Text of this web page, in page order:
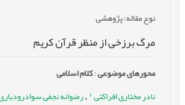
نوع مقاله: پژوهشی
مرگ برزخی از منظر قرآن کریم
محورهای موضوعی:کلام اسلامی
نادر مختاری افراکتی , رضوانه نجفی سوادرودباری